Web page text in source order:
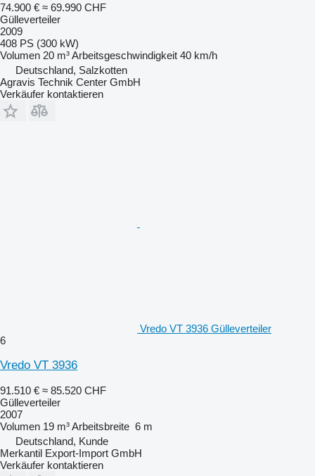
74.900 € ≈ 69.990 CHF
Gülleverteiler
2009
408 PS (300 kW)
Volumen 20 m³Arbeitsgeschwindigkeit 40 km/h
Deutschland, Salzkotten
Agravis Technik Center GmbH
Verkäufer kontaktieren
Vredo VT 3936 Gülleverteiler
6
Vredo VT 3936
91.510 € ≈ 85.520 CHF
Gülleverteiler
2007
Volumen 19 m³Arbeitsbreite 6 m
Deutschland, Kunde
Merkantil Export-Import GmbH
Verkäufer kontaktieren